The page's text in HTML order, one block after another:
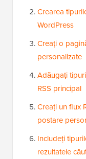
Crearea
WordPress
Creați o
personalizate
Adăugați
RSS principal
Creați un flux
postare
Includeți
rezultatele